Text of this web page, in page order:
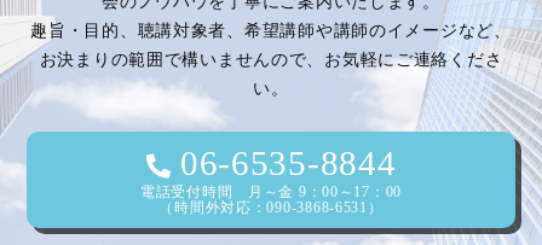
趣旨・目的、聴講対象者、希望講師や講師のイメージなど、
お決まりの範囲で構いませんので、お気軽にご連絡くださ
い。
06-6535-8844
電話受付時間 月～金 9：00～17：00
（時間外対応：090-3868-6531）